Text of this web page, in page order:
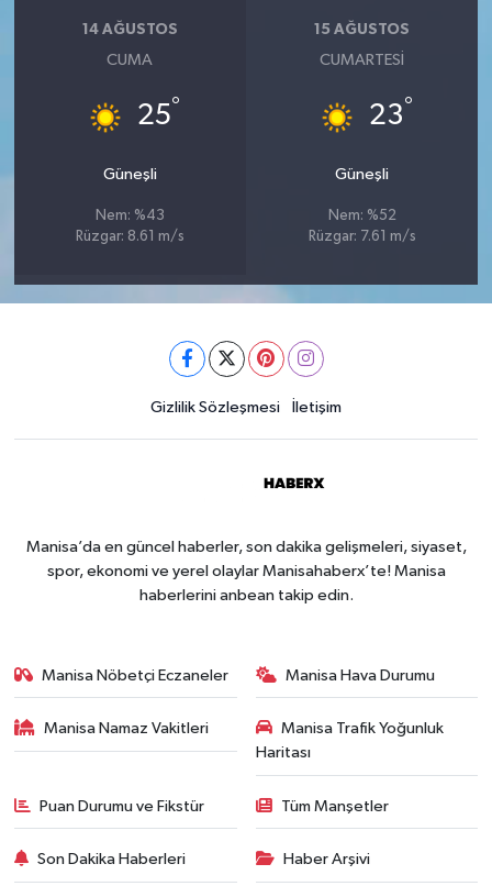
14 AĞUSTOS
CUMA
25°
Güneşli
Nem: %43
Rüzgar: 8.61 m/s
15 AĞUSTOS
CUMARTESI
23°
Güneşli
Nem: %52
Rüzgar: 7.61 m/s
Gizlilik Sözleşmesi İletişim
Manisa’da en güncel haberler, son dakika gelişmeleri, siyaset,
spor, ekonomi ve yerel olaylar Manisahaberx’te! Manisa
haberlerini anbean takip edin.
Manisa Nöbetçi Eczaneler Manisa Hava Durumu
Manisa Namaz Vakitleri
Manisa Trafik Yoğunluk
Haritası
Puan Durumu ve Fikstür Tüm Manşetler
Son Dakika Haberleri Haber Arşivi